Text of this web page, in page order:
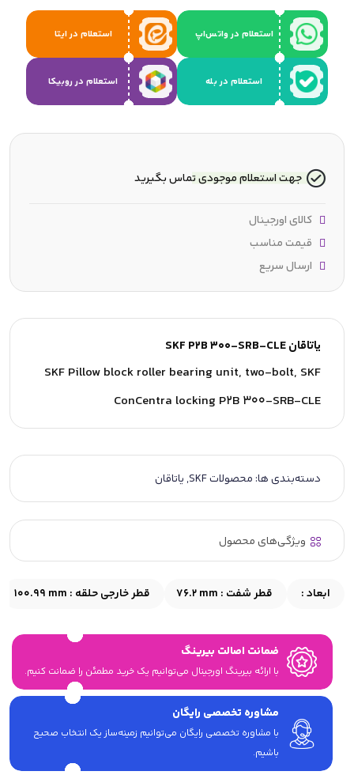
استعلام در واتس‌اپ استعلام در ایتا
استعلام در بله استعلام در روبیکا
یاتاقان SKF P2B 300-SRB-CLE
SKF Pillow block roller bearing unit, two-bolt, SKF
ConCentra locking P2B 300-SRB-CLE
دسته‌بندی ها: محصولات SKF ,یاتاقان
ویژگی‌های محصول
ابعاد : قطر شفت : 76.2 mm قطر خارجی حلقه : 100.99 mm
ضمانت اصالت بیرینگ
با ارائه بیرینگ اورجینال می‎‌توانیم یک خرید مطمئن را ضمانت کنیم.
مشاوره تخصصی رایگان
با مشاوره تخصصی رایگان می‌توانیم زمینه‌ساز یک انتخاب صحیح
باشیم.
جهت استعلام موجودی تماس بگیرید
کالای اورجینال
قیمت مناسب
ارسال سریع